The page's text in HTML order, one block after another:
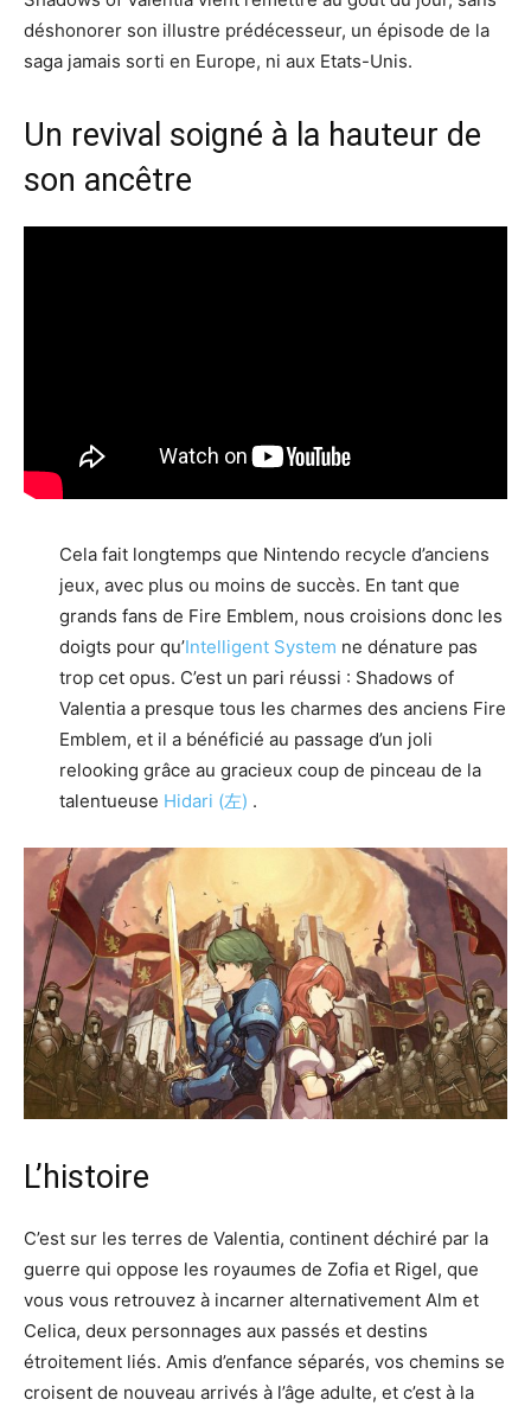
déshonorer son illustre prédécesseur, un épisode de la
saga jamais sorti en Europe, ni aux Etats-Unis.
Un revival soigné à la hauteur de
son ancêtre
Cela fait longtemps que Nintendo recycle d’anciens
jeux, avec plus ou moins de succès. En tant que
grands fans de Fire Emblem, nous croisions donc les
doigts pour qu’Intelligent System ne dénature pas
trop cet opus. C’est un pari réussi : Shadows of
Valentia a presque tous les charmes des anciens Fire
Emblem, et il a bénéficié au passage d’un joli
relooking grâce au gracieux coup de pinceau de la
talentueuse Hidari (左) .
L’histoire
C’est sur les terres de Valentia, continent déchiré par la
guerre qui oppose les royaumes de Zofia et Rigel, que
vous vous retrouvez à incarner alternativement Alm et
Celica, deux personnages aux passés et destins
étroitement liés. Amis d’enfance séparés, vos chemins se
croisent de nouveau arrivés à l’âge adulte, et c’est à la